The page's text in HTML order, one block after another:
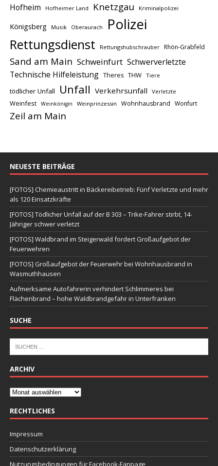
Hofheim Hofheimer Land Knetzgau Kriminalpolizei
Königsberg Musik Oberaurach Polizei
Rettungsdienst Rettungshubschrauber Rhön-Grabfeld
Sand am Main Schweinfurt Schwerverletzte
Technische Hilfeleistung Theres THW Tiere
tödlicher Unfall Unfall Verkehrsunfall Verletzte
Weinfest Weinkönigin Weinprinzessin Wohnhausbrand Wonfurt
Zeil am Main
NEUESTE BEITRÄGE
[FOTOS] Chemieaustritt in Bäckereibetrieb: Fünf Verletzte und mehr
als 120 Einsatzkräfte
[FOTOS] Tödlicher Unfall auf der B 303 – Trike-Fahrer stirbt, 14-
Jähriger schwer verletzt
[FOTOS] Waldbrand im Steigerwald fordert Großaufgebot der
Feuerwehren
[FOTOS] Großaufgebot der Feuerwehr bei Wohnhausbrand in
Wasmuthhausen
Aufmerksame Autofahrerin verhindert Schlimmeres bei
Flächenbrand – hohe Waldbrandgefahr in Unterfranken
SUCHE
ARCHIV
RECHTLICHES
Impressum
Datenschutzerklärung
Nutzungsbedingungen für Facebook-Fanpage